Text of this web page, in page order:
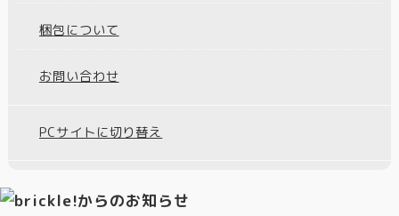
梱包について
お問い合わせ
PCサイトに切り替え